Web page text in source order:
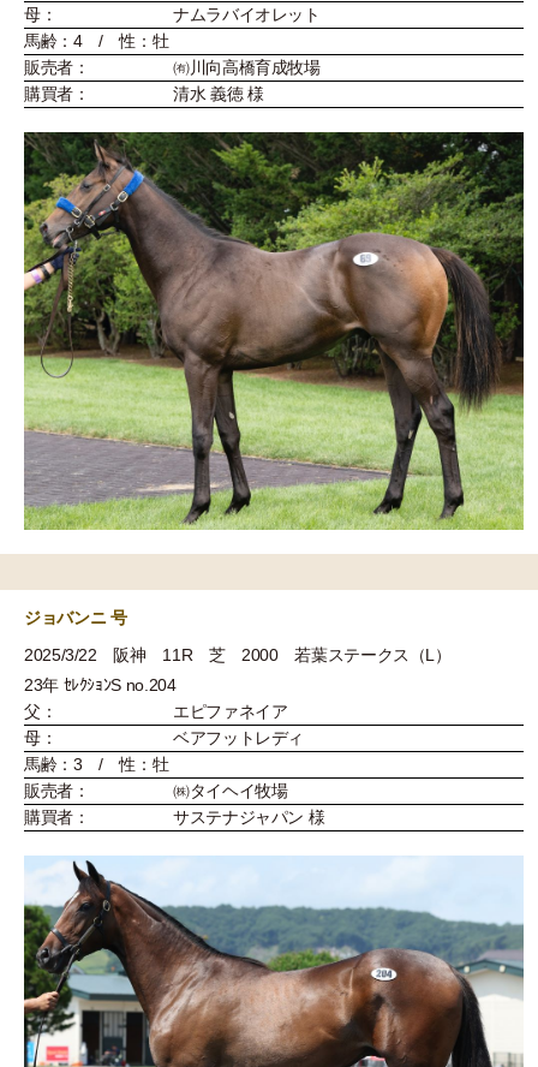
母：
ナムラバイオレット
馬齢：4 / 性：牡
販売者：
㈲川向高橋育成牧場
購買者：
清水 義徳 様
ジョバンニ 号
2025/3/22 阪神 11R 芝 2000 若葉ステークス（L）
23年 ｾﾚｸｼｮﾝS no.204
父：
エピファネイア
母：
ベアフットレディ
馬齢：3 / 性：牡
販売者：
㈱タイヘイ牧場
購買者：
サステナジャパン 様